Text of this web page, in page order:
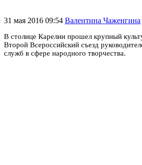
31 мая 2016 09:54 Валентина Чаженгина
В столице Карелии прошел крупный
Второй Всероссийский съезд
служб в сфере народного творчества.